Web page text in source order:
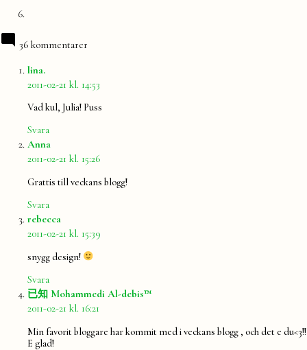
36 kommentarer
lina.
2011-02-21 kl. 14:53
Vad kul, Julia! Puss
Svara
Anna
2011-02-21 kl. 15:26
Grattis till veckans blogg!
Svara
rebecca
2011-02-21 kl. 15:39
snygg design!
Svara
已知 Mohammedi Al-debis™säger:
2011-02-21 kl. 16:21
Min favorit bloggare har kommit med i veckans blogg , och det e du<3!!
E glad!